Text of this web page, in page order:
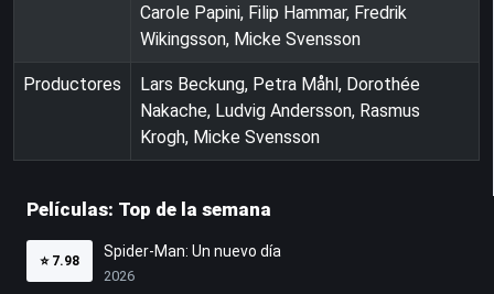
Carole Papini, Filip Hammar, Fredrik
Wikingsson, Micke Svensson
Productores
Lars Beckung, Petra Måhl, Dorothée
Nakache, Ludvig Andersson, Rasmus
Krogh, Micke Svensson
Películas: Top de la semana
⭐ 7.98
Spider-Man: Un nuevo día
2026